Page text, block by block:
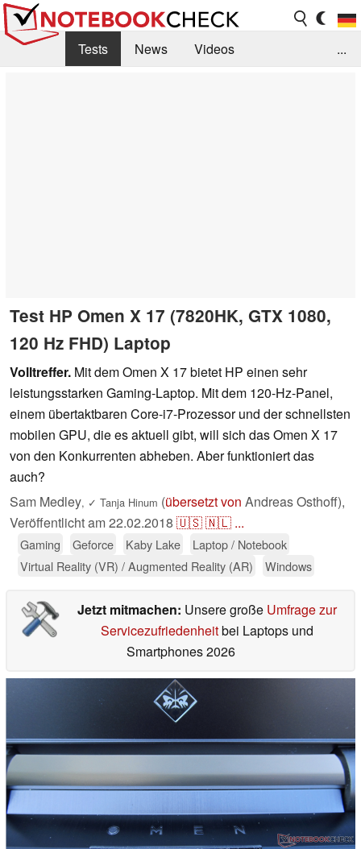
Tests News
Videos
...
Test HP Omen X 17 (7820HK, GTX 1080,
120 Hz FHD) Laptop
Volltreffer. Mit dem Omen X 17 bietet HP einen sehr
leistungsstarken Gaming-Laptop. Mit dem 120-Hz-Panel,
einem übertaktbaren Core-i7-Prozessor und der schnellsten
mobilen GPU, die es aktuell gibt, will sich das Omen X 17
von den Konkurrenten abheben. Aber funktioniert das
auch?
Sam Medley, ✓ Tanja Hinum (übersetzt von Andreas Osthoff),
Veröffentlicht am22.02.2018 🇺🇸🇳🇱 ...
Gaming Geforce Kaby Lake
Laptop / Notebook
Virtual Reality (VR) / Augmented Reality (AR)
Windows
Jetzt mitmachen: Unsere große Umfrage zur
Servicezufriedenheitbei Laptops und
Smartphones 2026